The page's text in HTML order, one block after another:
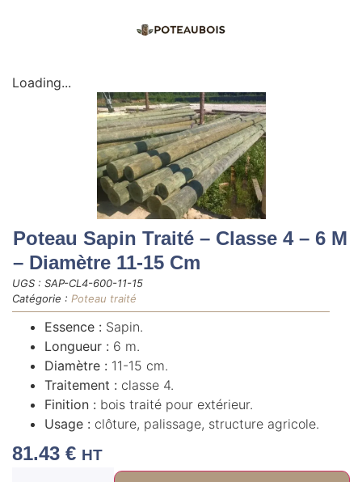
Loading...
Poteau Sapin Traité – Classe 4 – 6 M
– Diamètre 11-15 Cm
UGS : SAP-CL4-600-11-15
Catégorie : Poteau traité
Essence : Sapin.
Longueur : 6 m.
Diamètre : 11-15 cm.
Traitement : classe 4.
Finition : bois traité pour extérieur.
Usage : clôture, palissage, structure agricole.
81.43 € HT